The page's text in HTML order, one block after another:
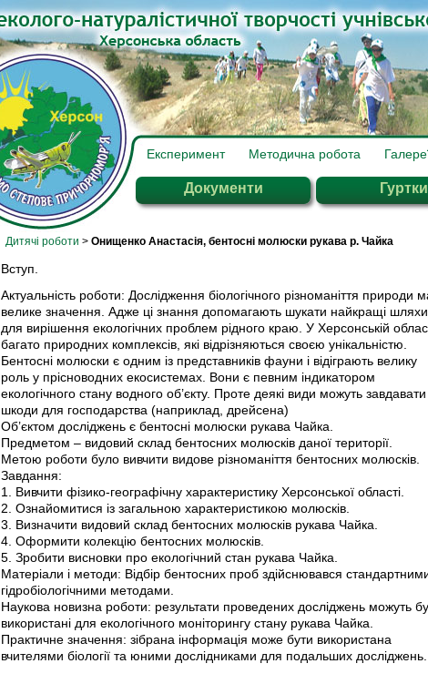
Експеримент Методична робота
Документи Гуртки
Дитячі роботи > Онищенко Анастасія, бентосні молюски рукава р. Чайка
Вступ.
Актуальність роботи: Дослідження біологічного різноманіття природи
велике значення. Адже ці знання допомагають шукати найкращі шляхи
для вирішення екологічних проблем рідного краю. У Херсонській
багато природних комплексів, які відрізняються своєю унікальністю.
Бентосні молюски є одним із представників фауни і відіграють велику
роль у прісноводних екосистемах. Вони є певним індикатором
екологічного стану водного об’єкту. Проте деякі види можуть завдавати
шкоди для господарства (наприклад, дрейсена)
Об’єктом досліджень є бентосні молюски рукава Чайка.
Предметом – видовий склад бентосних молюсків даної території.
Метою роботи було вивчити видове різноманіття бентосних молюсків.
Завдання:
1. Вивчити фізико-географічну характеристику Херсонської області.
2. Ознайомитися із загальною характеристикою молюсків.
3. Визначити видовий склад бентосних молюсків рукава Чайка.
4. Оформити колекцію бентосних молюсків.
5. Зробити висновки про екологічний стан рукава Чайка.
Матеріали і методи: Відбір бентосних проб здійснювався
гідробіологічними методами.
Наукова новизна роботи: результати проведених досліджень можуть
використані для екологічного моніторингу стану рукава Чайка.
Практичне значення: зібрана інформація може бути використана
вчителями біології та юними дослідниками для подальших досліджень.